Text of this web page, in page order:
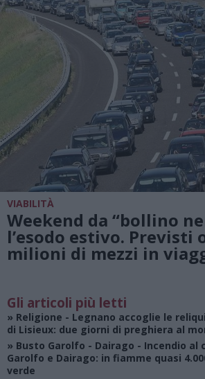
VIABILITÀ
Weekend da “bollino
l’esodo estivo. Previsti
milioni di mezzi in
Gli articoli più letti
» Religione - Legnano accoglie le
di Lisieux: due giorni di preghiera al
» Busto Garolfo - Dairago - Incendio al
Garolfo e Dairago: in fiamme quasi
verde